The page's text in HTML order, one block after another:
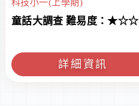
科技小一(上學期)
童話大調查 難易度：★☆☆
詳細資訊